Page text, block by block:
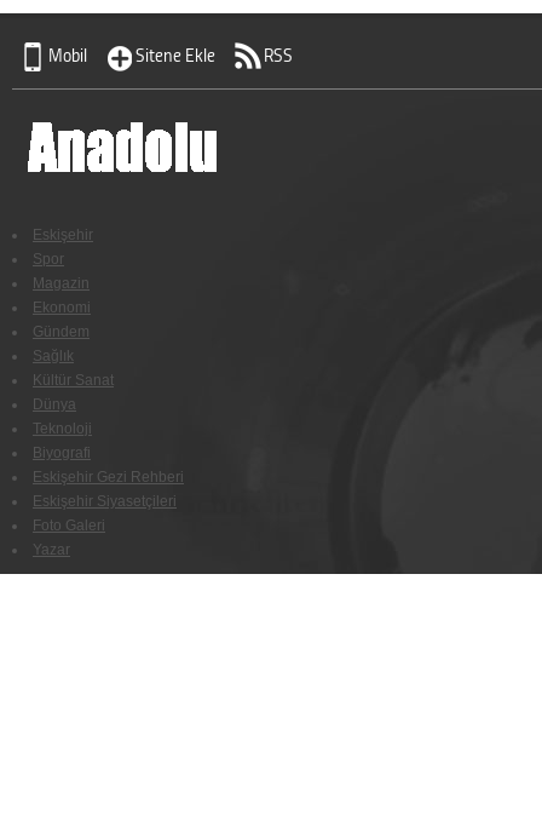
Mobil Sitene Ekle RSS
Eskişehir
Spor
Magazin
Ekonomi
Gündem
Sağlık
Kültür Sanat
Dünya
Teknoloji
Biyografi
Eskişehir Gezi Rehberi
Eskişehir Siyasetçileri
Foto Galeri
Yazar